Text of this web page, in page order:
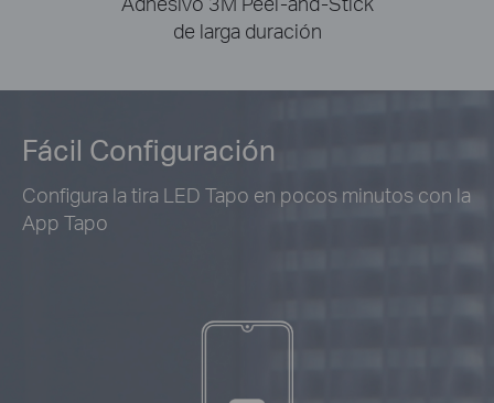
de larga duración
Fácil Configuración
Configura la tira LED Tapo en pocos minutos con la
App Tapo